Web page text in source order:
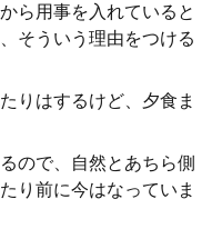
ら用事を入れていると
そういう理由をつける
りはするけど、夕食ま
ので、自然とあちら側
り前に今はなっていま